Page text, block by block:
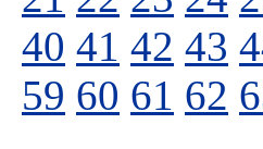
40 41 42 43
59 60 61 62